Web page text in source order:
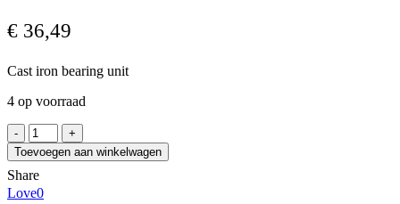
€ 36,49
Cast iron bearing unit
4 op voorraad
SKF
TU
30
TF
aantal
Toevoegen aan winkelwagen
Share
Love0